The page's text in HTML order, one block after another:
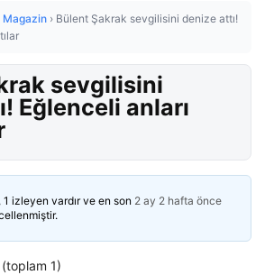
Magazin › Bülent Şakrak sevgilisini denize attı!
sevgilisini
Eğlenceli anları
izleyen vardır ve en son 2 ay 2 hafta önce
1)